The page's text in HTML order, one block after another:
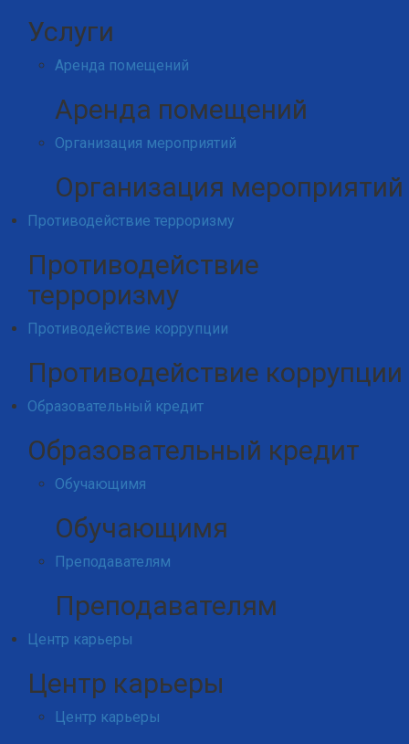
Услуги
Аренда помещений
Аренда помещений
Организация мероприятий
Организация мероприятий
Противодействие терроризму
Противодействие
терроризму
Противодействие коррупции
Противодействие коррупции
Образовательный кредит
Образовательный кредит
Обучающимя
Обучающимя
Преподавателям
Преподавателям
Центр карьеры
Центр карьеры
Центр карьеры